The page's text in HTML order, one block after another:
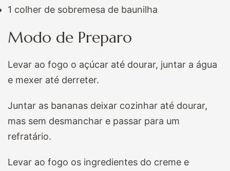
1 colher de sobremesa de baunilha
Modo de Preparo
Levar ao fogo o açúcar até dourar, juntar a água
e mexer até derreter.
Juntar as bananas deixar cozinhar até dourar,
mas sem desmanchar e passar para um
refratário.
Levar ao fogo os ingredientes do creme e